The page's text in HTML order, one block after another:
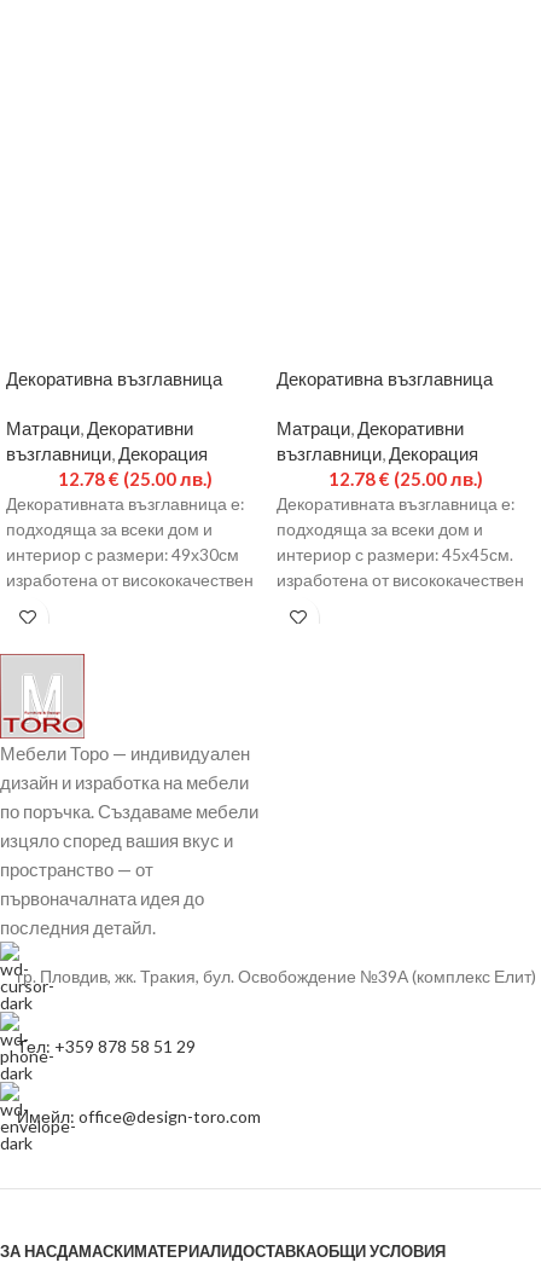
Декоративна възглавница
Матраци,Декоративни
възглавници,Декорация
12.78€ (25.00 лв.)
Декоративната възглавница е:
подходяща за всеки дом и
интериор с размери: 49х30см
изработена от висококачествен
текстил има цип и лесно
Декоративна възглавница
Матраци,Декоративни
възглавници,Декорация
12.78€ (25.00 лв.)
Декоративната възглавница е:
подходяща за всеки дом и
интериор с размери: 45х45см.
изработена от висококачествен
текстил има цип и лесно
Мебели Торо — индивидуален
дизайн и изработка на мебели
по поръчка. Създаваме мебели
изцяло според вашия вкус и
пространство — от
първоначалната идея до
последния детайл.
гр. Пловдив, жк. Тракия, бул. Освобождение №39А (комплекс Елит)
Тел: +359 878 58 51 29
Имейл: office@design-toro.com
ЗА НАСДАМАСКИМАТЕРИАЛИДОСТАВКАОБЩИ УСЛОВИЯ